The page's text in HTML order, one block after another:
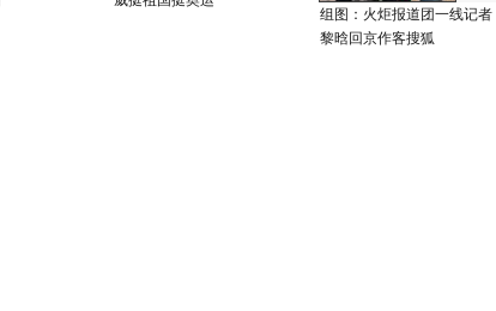
组图：火炬报道团一线记者
黎晗回京作客搜狐